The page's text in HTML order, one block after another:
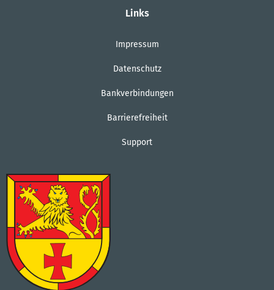
Links
Impressum
Datenschutz
Bankverbindungen
Barrierefreiheit
Support